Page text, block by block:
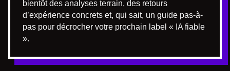
bientôt des analyses terrain, des retours
d’expérience concrets et, qui sait, un guide pas-à-
pas pour décrocher votre prochain label « IA fiable
».